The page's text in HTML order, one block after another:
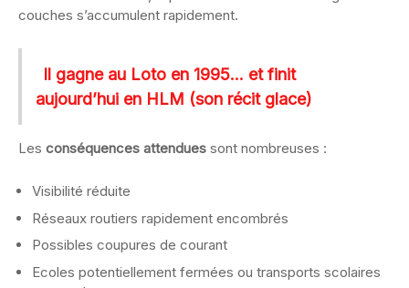
couches s’accumulent rapidement.
Il gagne au Loto en 1995… et finit
aujourd’hui en HLM (son récit glace)
Les conséquences attendues sont nombreuses :
Visibilité réduite
Réseaux routiers rapidement encombrés
Possibles coupures de courant
Ecoles potentiellement fermées ou transports scolaires